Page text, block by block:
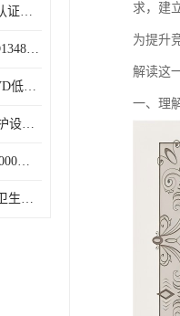
CE-CPD建筑指令、GS认证、E－MARK认证|贝安
TS16949认证咨询、ISO13485认证咨询|贝安
CE-MD机械指令,CE-LVD低电压指令,CE-EMC电磁兼容指令|贝安
CE认证,CE-PPE个人防护设备指令,CE-PED压力设备指令|贝安
SA8000认证咨询QC080000认证咨询等体系认证咨询|贝安
OHSMS18000职业安全卫生管理体系认证咨询、HACCP认证咨询|贝安
求，建
为提升
解读这
一、理